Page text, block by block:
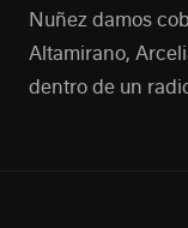
Nuñez damos
Altamirano,
dentro de un